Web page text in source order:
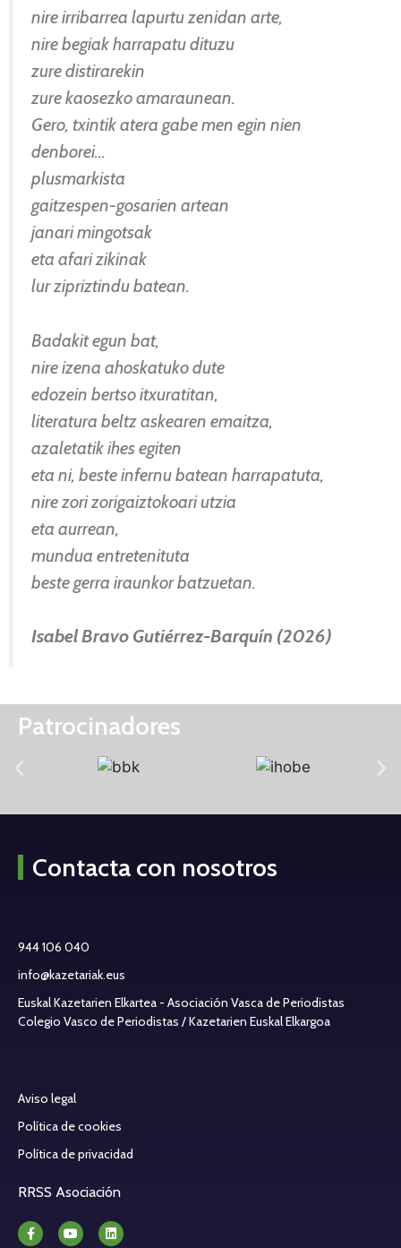
nire irribarrea lapurtu zenidan arte,
nire begiak harrapatu dituzu
zure distirarekin
zure kaosezko amaraunean.
Gero, txintik atera gabe men egin nien
denborei…
plusmarkista
gaitzespen-gosarien artean
janari mingotsak
eta afari zikinak
lur zipriztindu batean.
Badakit egun bat,
nire izena ahoskatuko dute
edozein bertso itxuratitan,
literatura beltz askearen emaitza,
azaletatik ihes egiten
eta ni, beste infernu batean harrapatuta,
nire zori zorigaiztokoari utzia
eta aurrean,
mundua entretenituta
beste gerra iraunkor batzuetan.
Isabel Bravo Gutiérrez-Barquín (2026)
Patrocinadores
Contacta con nosotros
944 106 040
info@kazetariak.eus
Euskal Kazetarien Elkartea - Asociación Vasca de Periodistas
Colegio Vasco de Periodistas / Kazetarien Euskal Elkargoa
Aviso legal
Política de cookies
Política de privacidad
RRSS Asociación